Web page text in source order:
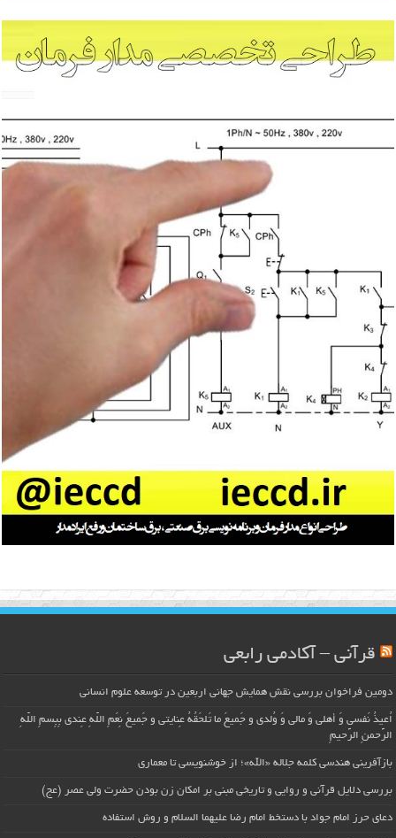
قرآنی – آکادمی رابعی
دومین فراخوان بررسی نقش همایش جهانی اربعین در توسعه علوم انسانی
اُعیذُ نَفسی وَ أهلی وَ مالی وَ وُلدی و جَمیعَ ما تَلحَقُهُ عِنایتی و جَمیعَ نِعَمِ اللّهِ عِندی بِبِسمِ اللّهِ
الرَّحمنِ الرَّحیمِ
بازآفرینی هندسی کلمه جلاله «الله»؛ از خوشنویسی تا معماری
بررسی دلایل قرآنی و روایی و تاریخی مبنی بر امکان زن بودن حضرت ولی عصر (عج)
دعای حرز امام جواد با دستخط امام رضا علیهما السلام و روش استفاده